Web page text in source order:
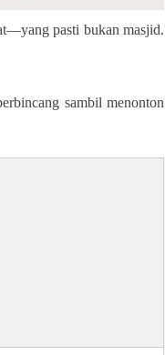
pasti bukan masjid.
sambil menonton